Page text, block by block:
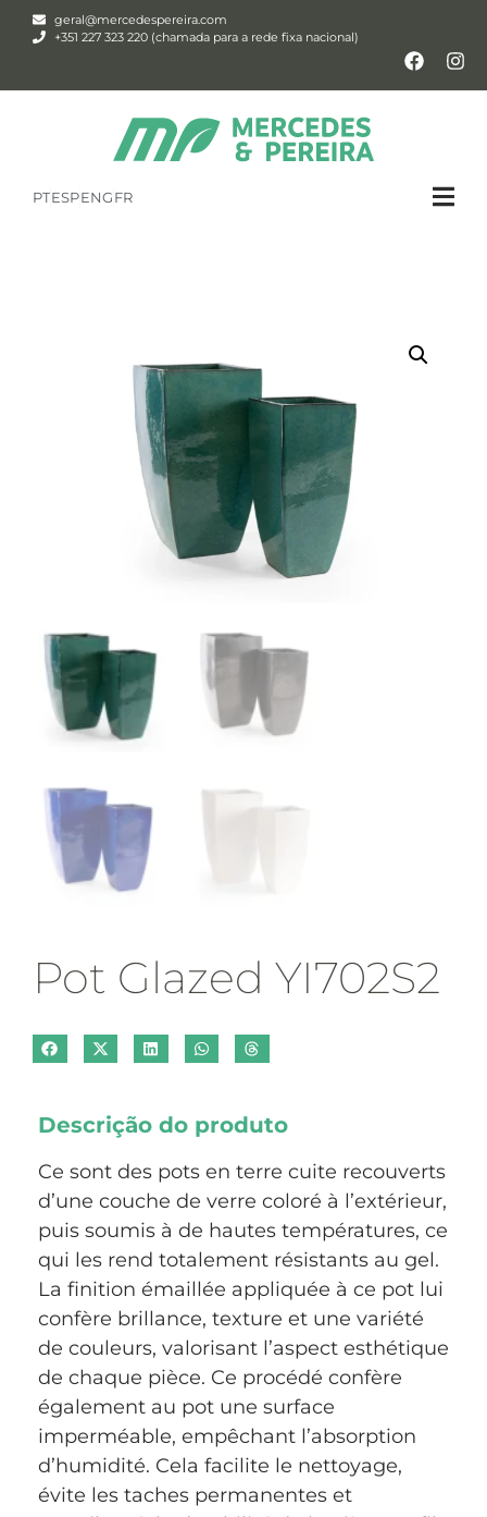
geral@mercedespereira.com
+351 227 323 220 (chamada para a rede fixa nacional)
PTESPENGFR
Pot Glazed YI702S2
Descrição do produto
Ce sont des pots en terre cuite recouverts
d’une couche de verre coloré à l’extérieur,
puis soumis à de hautes températures, ce
qui les rend totalement résistants au gel.
La finition émaillée appliquée à ce pot lui
confère brillance, texture et une variété
de couleurs, valorisant l’aspect esthétique
de chaque pièce. Ce procédé confère
également au pot une surface
imperméable, empêchant l’absorption
d’humidité. Cela facilite le nettoyage,
évite les taches permanentes et